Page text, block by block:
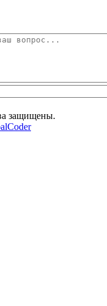
защищены.